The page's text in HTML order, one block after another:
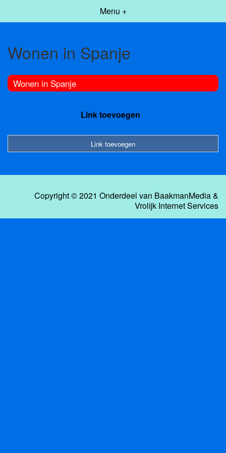
Menu +
Wonen in Spanje
Wonen in Spanje
Link toevoegen
Link toevoegen
Copyright © 2021 Onderdeel van BaakmanMedia&
Vrolijk Internet Services